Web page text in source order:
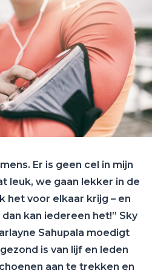
Er is geen cel in mijn
leuk, we gaan lekker in de
het voor elkaar krijg – en
kan iedereen het!” Sky
Sahupala moedigt
is van lijf en leden
aan te trekken en